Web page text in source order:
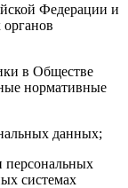
Федерации и
в Обществе
нормативные
данных;
персональных
системах